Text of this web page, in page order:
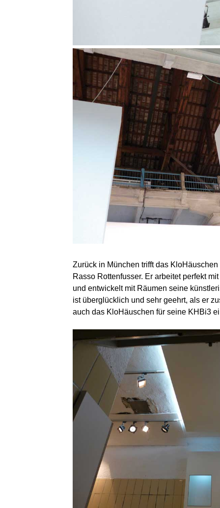
Zurück in München trifft das
Rasso Rottenfusser. Er arbeitet perfekt
und entwickelt mit Räumen seine
ist überglücklich und sehr geehrt, als er
auch das KloHäuschen für seine KHBi3